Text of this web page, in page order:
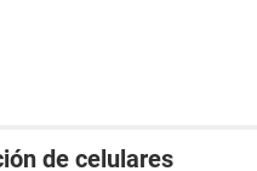
de celulares